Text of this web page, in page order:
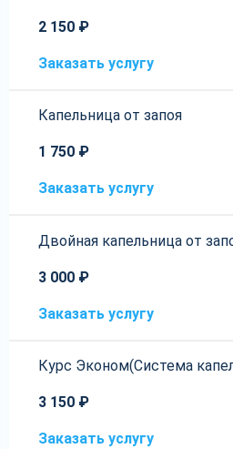
2 150 ₽
Заказать услугу
Капельница от запоя
1 750 ₽
Заказать услугу
Двойная капельница от
3 000 ₽
Заказать услугу
Курс Эконом(Система
3 150 ₽
Заказать услугу